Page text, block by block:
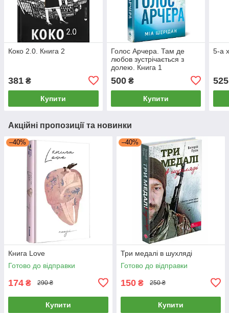
Коко 2.0. Книга 2
381 ₴
Купити
Голос Арчера. Там де
любов зустрічається з
долею. Книга 1
500₴
Купити
5-а
525
Акційні пропозиції та новинки
–40%
Книга Love
Готово до відправки
174 ₴ 290 ₴
Купити
–40%
Три медалі в шухляді
Готово до відправки
150 ₴ 250 ₴
Купити